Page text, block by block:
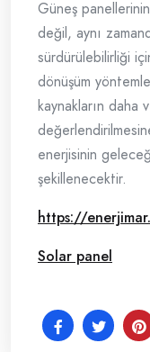
Güneş
değil, aynı
sürdürülebilirliği
dönüşüm
kaynakların daha
enerjisinin
şekillenecektir.
https://
Solar panel